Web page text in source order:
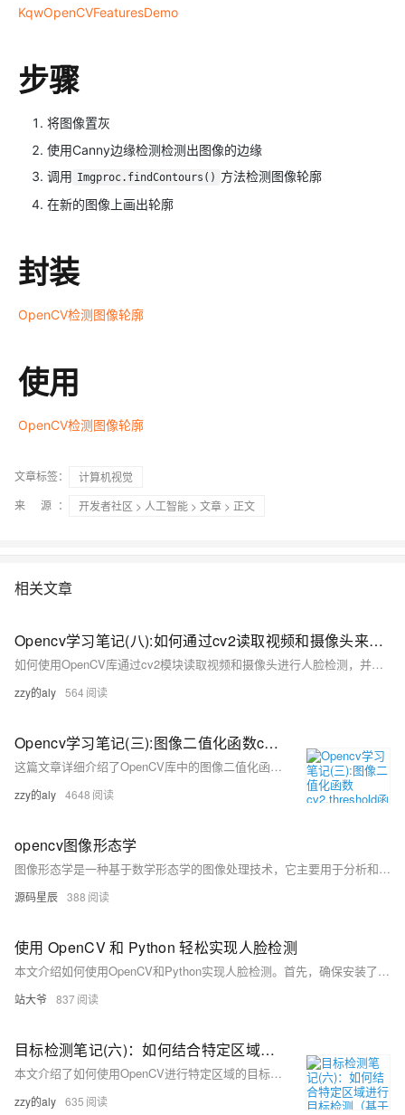
KqwOpenCVFeaturesDemo
步骤
将图像置灰
使用Canny边缘检测检测出图像的边缘
调用 Imgproc.findContours() 方法检测图像轮廓
在新的图像上画出轮廓
封装
OpenCV检测图像轮廓
使用
OpenCV检测图像轮廓
文章标签：
计算机视觉
来 源：
开发者社区 > 人工智能 > 文章 > 正文
相关文章
Opencv学习笔记(八):如何通过cv2读取视频和摄像头来进行人脸检测(jetson nano)
如何使用OpenCV库通过cv2模块读取视频和摄像头进行人脸检测，并提供了相应的代码示例。
zzy的aly 564
Opencv学习笔记(三):图像二值化函数cv2.threshold函数详解
这篇文章详细介绍了OpenCV库中的图像二值化函数`cv2.threshold`，包括二值化的概念、常见的阈值类型、函数的参数说明以及通过代码实例展示了如何应用该函数进行图像二值化处理，并展示了运行结果。
zzy的aly 4648
opencv图像形态学
图像形态学是一种基于数学形态学的图像处理技术，它主要用于分析和修改图像的形状和结构。
源码星辰 388
使用 OpenCV 和 Python 轻松实现人脸检测
本文介绍如何使用OpenCV和Python实现人脸检测。首先，确保安装了OpenCV库并加载预训练的Haar特征模型。接着，通过读取图像或视频帧，将其转换为灰度图并使用`detectMultiScale`方法进行人脸检测。检测到的人脸用矩形框标出并显示。优化方法包括调整参数、多尺度检测及使用更先进模型。人脸检测是计算机视觉的基础技术，具有广泛应用前景。
站大爷 837
目标检测笔记(六)：如何结合特定区域进行目标检测（基于OpenCV的人脸检测实例）
本文介绍了如何使用OpenCV进行特定区域的目标检测，包括人脸检测实例，展示了两种实现方法和相应的代码。
zzy的aly 635